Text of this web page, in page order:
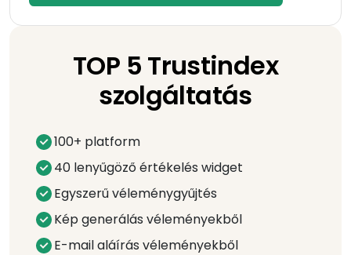
TOP 5 Trustindex
szolgáltatás
100+ platform
40 lenyűgöző értékelés widget
Egyszerű véleménygyűjtés
Kép generálás véleményekből
E-mail aláírás véleményekből